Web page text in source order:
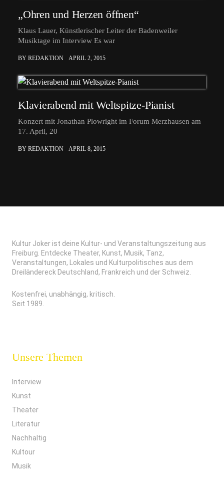
„Ohren und Herzen öffnen“
Klaus Lauer, Künstlerischer Leiter der Badenweiler
Musiktage im Interview Es war
BY REDAKTION APRIL 2, 2015
Klavierabend mit Weltspitze-Pianist
Konzert mit Jonathan Plowright im Forum Merzhausen am
17. April, 20
BY REDAKTION APRIL 8, 2015
Kultur Joker ist deine Kultur- und Veranstaltungszeitung aus
Freiburg. Entdecke Theater, Kunst, Musik, Tanz,
Veranstaltungen, Lokales und Kulturpolitisches aus dem
Dreiländereck Deutschland, Frankreich und der Schweiz.
Kostenfrei, unabhängig, kritisch.
Seit 1989.
Unsere Themen
Interview
Kunst
Theater
Literatur
Nachhaltig
Kultour
Musik